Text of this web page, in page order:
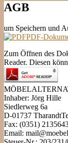
AGB
um Speichern und
PDF-
Zum Öffnen des
Reader. Diesen
Inhaber: Jörg Hille
Siedlerweg 6a
D-01737
Fax: (0351)
Email: